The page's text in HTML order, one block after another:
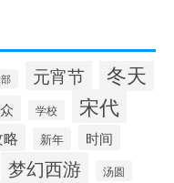
元宵节 冬天
学校 宋代
新年 时间
梦幻西游 汤圆